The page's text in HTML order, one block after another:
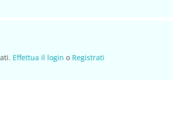
Effettua il login o Registrati